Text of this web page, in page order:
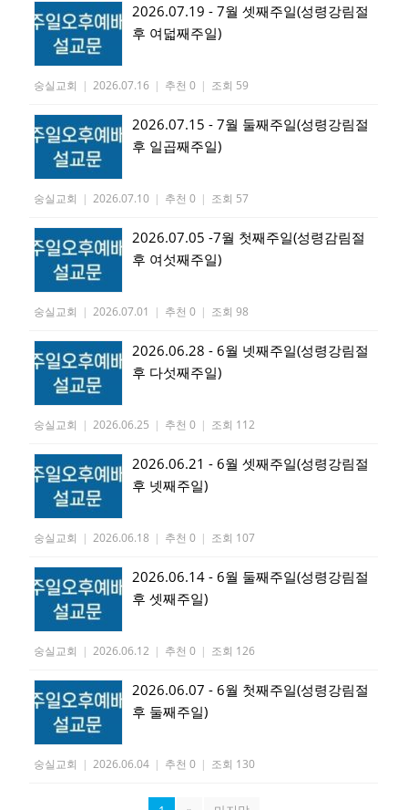
2026.07.19 - 7월 셋째주일(성령강림절
후 여덟째주일)
숭실교회 | 2026.07.16 | 추천 0 | 조회 59
2026.07.15 - 7월 둘째주일(성령강림절
후 일곱째주일)
숭실교회 | 2026.07.10 | 추천 0 | 조회 57
2026.07.05 -7월 첫째주일(성령감림절
후 여섯째주일)
숭실교회 | 2026.07.01 | 추천 0 | 조회 98
2026.06.28 - 6월 넷째주일(성령강림절
후 다섯째주일)
숭실교회 | 2026.06.25 | 추천 0 | 조회 112
2026.06.21 - 6월 셋째주일(성령강림절
후 넷째주일)
숭실교회 | 2026.06.18 | 추천 0 | 조회 107
2026.06.14 - 6월 둘째주일(성령강림절
후 셋째주일)
숭실교회 | 2026.06.12 | 추천 0 | 조회 126
2026.06.07 - 6월 첫째주일(성령강림절
후 둘째주일)
숭실교회 | 2026.06.04 | 추천 0 | 조회 130